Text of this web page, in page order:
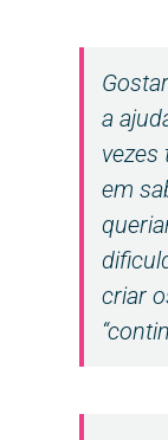
a
vezes
em
criar